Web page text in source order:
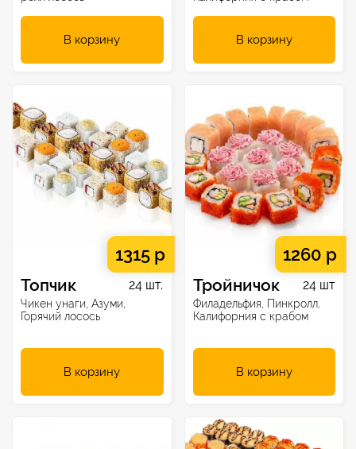
В корзину В корзину
1315 р
Топчик 24 шт.
Чикен унаги, Азуми,
Горячий лосось
В корзину
1260 р
Тройничок 24 шт
Филадельфия, Пинкролл,
Калифорния с крабом
В корзину